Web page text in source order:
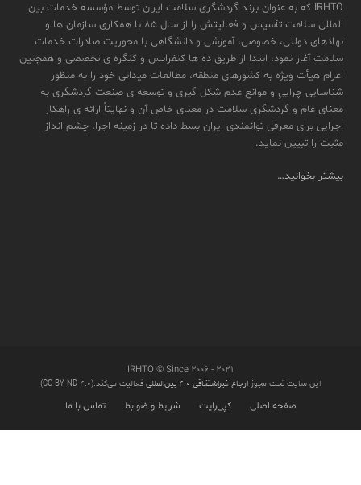
IRHTO که به عنوان برند گردشگری سلامت ایران توسط مؤسسه خدمات بین
المللی سلامت تأسیس و فعالیتش را از سال ۸۵ با همکاری سازمان ها و
نهادهای دولتی، خصوصی، آموزشی و دانشگاهی با محوریت صادرات خدمات
سلامت آغاز نمود، ابتدا از طریق ده ها کنفرانس و کنگره ی تخصصی و همچنین
اعزام هیأت ویژه به کشورهای منطقه، مطالعات میدانی خود را به منظور
شناسایی چراییِ و موانع عدم شکل گیری و توسعه ی صنعت گردشگری به
معنای عام و گردشگری سلامت در معنای خاص آن و نهایتاً ارائه ی راهکار
اجرایی برای معرفی توانمندی ایران بسط داده تا در زمینه اجرا، چشم انداز
مثبت را تبیین نماید.
بیشتر بخوانید…
IRHTO © Since ۲۰۰۶ - ۲۰۲۱
این سایت تحت مجوز ارجاع-غیراشتقاقی ۴.۰ بین‌المللی فعالیت می‌کند.(CC BY-ND 4.0)
صفحه اصلی کپی‌رایت شرایط و ضوابط تماس با ما